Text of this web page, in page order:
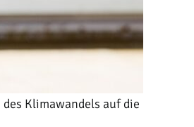
Klimawandels auf die